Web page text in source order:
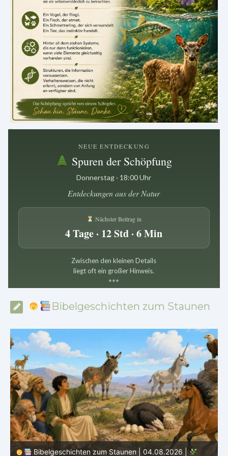
.
NEUE ENTDECKUNG
Spuren der Schöpfung
Donnerstag · 18:00 Uhr
Entdeckungen aus der Natur
Nächster Beitrag in
4 Tage · 12 Std · 6 Min
Zwischen den kleinen Details
liegt oft ein großer Hinweis.
***
Bibelgeschichten zum Staunen
Bibelgeschichten zum Staunen | 03.08.2026 |